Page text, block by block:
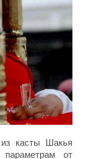
касты Шакья
от